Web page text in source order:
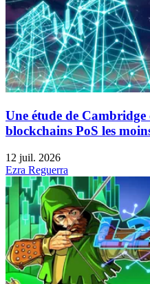
Une étude de
blockchains PoS les
12 juil. 2026
Ezra Reguerra